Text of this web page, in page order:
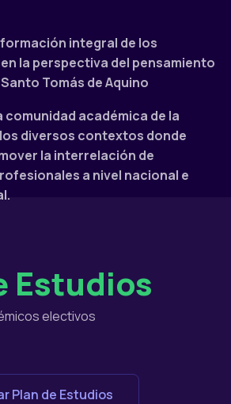
integral de los
la perspectiva del pensamiento
Tomás de Aquino
comunidad académica de la
diversos contextos donde
la interrelación de
a nivel nacional e
Estudios
electivos
Plan de Estudios